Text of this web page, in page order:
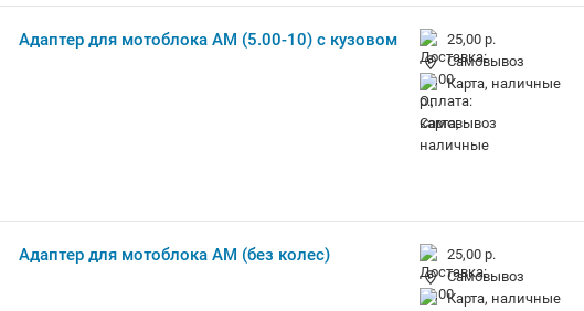
Адаптер для мотоблока АМ (5.00-10) с кузовом
25,00 р.
Самовывоз
карта, наличные
Адаптер для мотоблока АМ (без колес)
25,00 р.
Самовывоз
карта, наличные